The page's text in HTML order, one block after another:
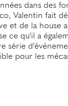
dans des
Valentin fait
et de la house
ce qu'il a
série
pour les